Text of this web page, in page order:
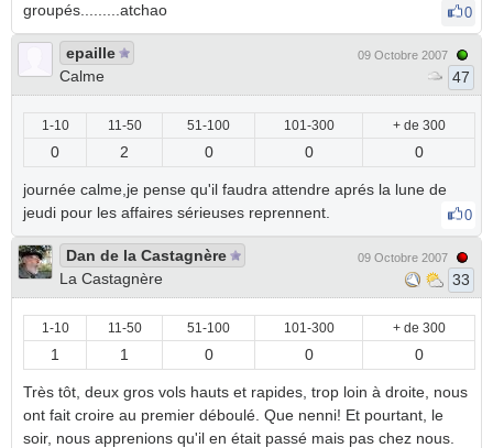
groupés.........atchao
0
epaille
Calme
09 Octobre 2007
47
1-10 11-50 51-100 101-300 + de 300
0 2 0 0 0
journée calme,je pense qu'il faudra attendre aprés la lune de
jeudi pour les affaires sérieuses reprennent.
0
Dan de la Castagnère
La Castagnère
09 Octobre 2007
33
1-10 11-50 51-100 101-300 + de 300
1 1 0 0 0
Très tôt, deux gros vols hauts et rapides, trop loin à droite, nous
ont fait croire au premier déboulé. Que nenni! Et pourtant, le
soir, nous apprenions qu'il en était passé mais pas chez nous.